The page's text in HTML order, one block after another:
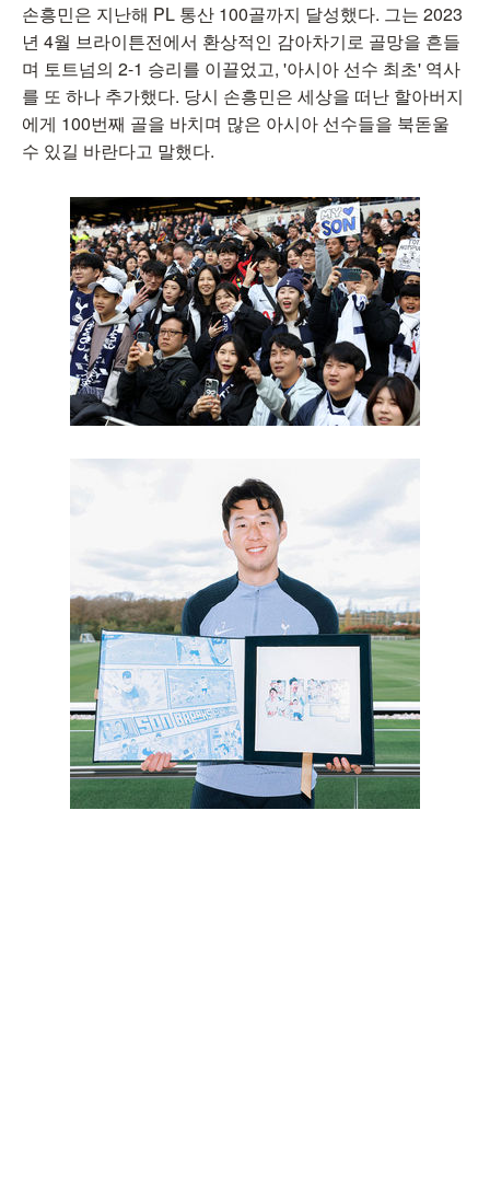
손흥민은 지난해 PL 통산 100골까지 달성했다. 그는 2023
년 4월 브라이튼전에서 환상적인 감아차기로 골망을 흔들
며 토트넘의 2-1 승리를 이끌었고, '아시아 선수 최초' 역사
를 또 하나 추가했다. 당시 손흥민은 세상을 떠난 할아버지
에게 100번째 골을 바치며 많은 아시아 선수들을 북돋울
수 있길 바란다고 말했다.